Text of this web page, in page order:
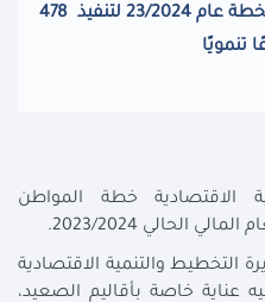
الموجهة لمحافظة أسيوط بخطة عام 23/2024 لتنفيذ 478
تنمويًا
الاقتصادية خطة المواطن
الحالي 2023/2024.
التخطيط والتنمية الاقتصادية
عناية خاصة بأقاليم الصعيد،